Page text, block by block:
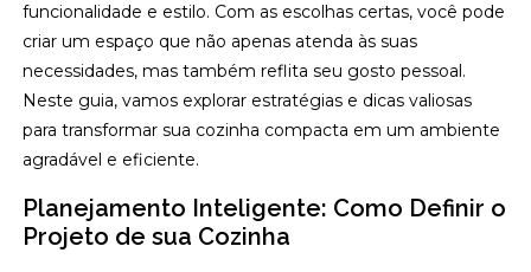
funcionalidade e estilo. Com as escolhas certas, você pode
criar um espaço que não apenas atenda às suas
necessidades, mas também reflita seu gosto pessoal.
Neste guia, vamos explorar estratégias e dicas valiosas
para transformar sua cozinha compacta em um ambiente
agradável e eficiente.
Planejamento Inteligente: Como Definir o
Projeto de sua Cozinha